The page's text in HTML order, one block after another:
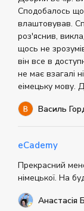
Сподобалось що
влаштовував.
роз'яснив,
щось не
він все в
не має взагалі
еімецьку мову.
Василь
eCademy
Прекрасний
німецької. На
Анастасія